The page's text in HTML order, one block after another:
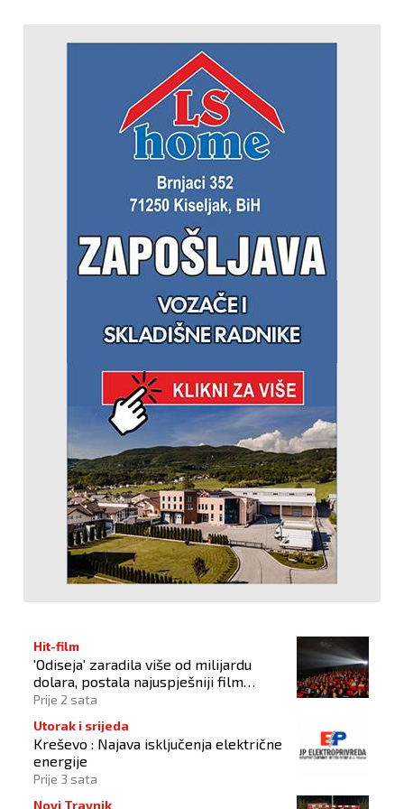
Hit-film
'Odiseja' zaradila više od milijardu
dolara, postala najuspješniji film
Christophera Nolana
Prije 2 sata
Utorak i srijeda
Kreševo : Najava isključenja električne
energije
Prije 3 sata
Novi Travnik